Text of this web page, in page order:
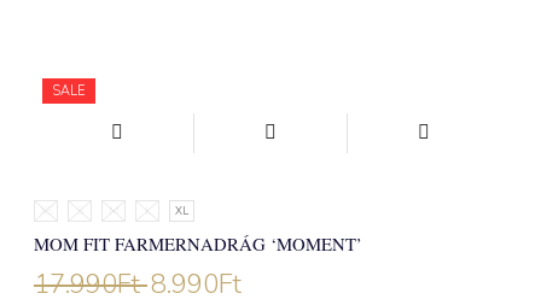
SALE
XS S M L XL
MOM FIT FARMERNADRÁG ‘MOMENT’
17.990Ft 8.990Ft